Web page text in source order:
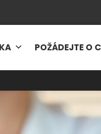
POŽÁDEJTE O